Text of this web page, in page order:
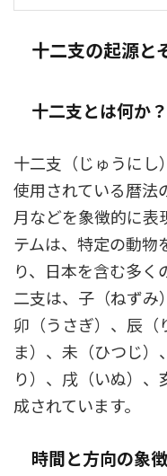
十二支の起源と
十二支とは何か？
十二支（じゅうにし
使用されている暦法
月などを象徴的に表
テムは、特定の動物
り、日本を含む多く
二支は、子（ねずみ
卯（うさぎ）、辰（
ま）、未（ひつじ）
り）、戌（いぬ）
成されています。
時間と方向の象